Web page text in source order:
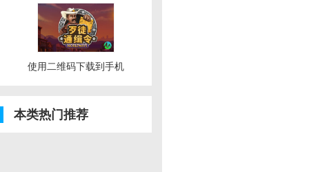
使用二维码下载到手机
本类热门推荐